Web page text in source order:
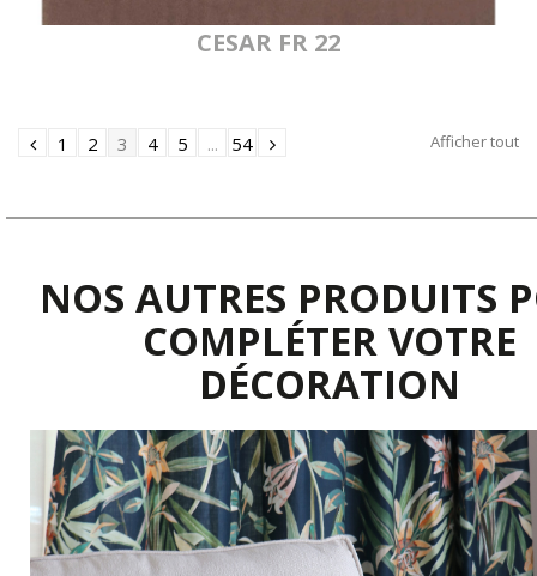
CESAR FR 22
Afficher tout
1 2 3 4 5 ... 54
NOS AUTRES PRODUITS
COMPLÉTER VOTRE
DÉCORATION